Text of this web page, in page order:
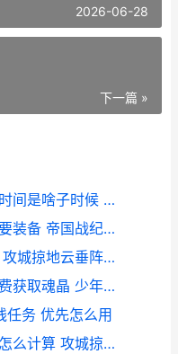
2026-06-28
下一篇 »
少年三国志紫金将系统的开启时间是啥子时候 少年三国志紫金战法哪个好
帝国战纪红将策略中有哪些必要装备 帝国战纪英雄
攻城掠地云垂阵该用哪种兵书 攻城掠地云垂阵怎么免费解锁
怎么在少年三国志游戏中不收费获取魂晶 少年三国怎么换主将
任务 优先怎么用
攻城掠地气贯长虹技能的威力怎么计算 攻城掠地气贯长虹技能